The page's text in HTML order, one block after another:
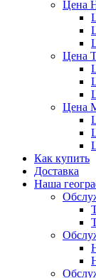
Цена
Цена
Цена
Как купить
Доставка
Наша